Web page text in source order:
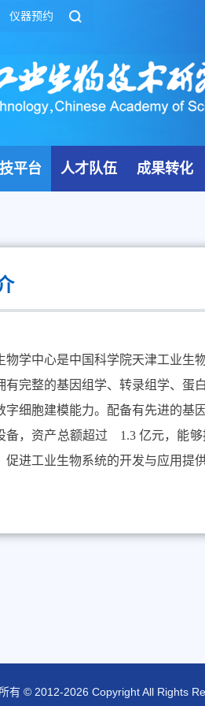
仪器预约
平台 人才队伍 成果转化
中心是中国科学院天津工业生物
有完整的基因组学、转录组学、蛋
字细胞建模能力。配备有先进的基
备，资产总额超过 1.3 亿元，能
促进工业生物系统的开发与应用提
有 © 2012-2026 Copyright All Rights